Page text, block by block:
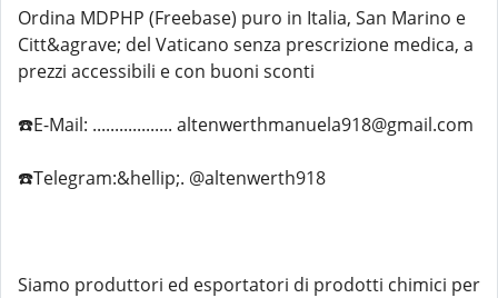
Ordina MDPHP (Freebase) puro in Italia, San Marino e
Citt&agrave; del Vaticano senza prescrizione medica, a
prezzi accessibili e con buoni sconti
☎️E-Mail: .................. altenwerthmanuela918@gmail.com
☎️Telegram:&hellip;. @altenwerth918
Siamo produttori ed esportatori di prodotti chimici per